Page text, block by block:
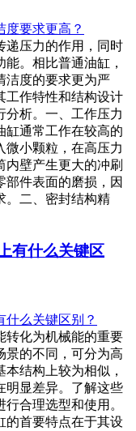
递压力的作用，同时
。相比普通油缸，
洁度的要求更为严
工作特性和结构设计
分析。一、工作压力
缸通常工作在较高的
微小颗粒，在高压力
内壁产生更大的冲刷
部件表面的磨损，因
。二、密封结构精
有什么关键区
转化为机械能的重要
景的不同，可分为高
结构上较为相似，
明显差异。了解这些
合理选型和使用。
的首要特点在于其设